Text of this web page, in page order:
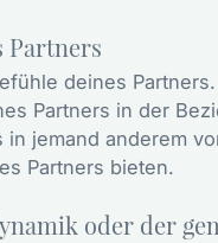
Partners
deines
Partners in der
jemand anderem
Partners bieten.
oder der